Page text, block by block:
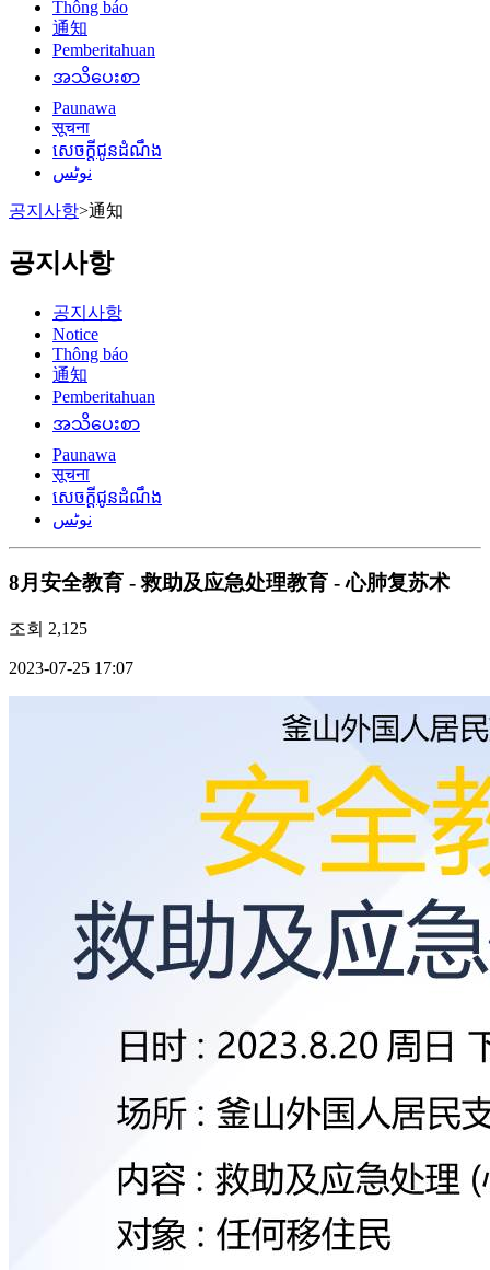
Thông báo
通知
Pemberitahuan
အသိပေးစာ
Paunawa
सूचना
សេចក្តីជូនដំណឹង
نوٹس
공지사항>通知
공지사항
공지사항
Notice
Thông báo
通知
Pemberitahuan
အသိပေးစာ
Paunawa
सूचना
សេចក្តីជូនដំណឹង
نوٹس
8月安全教育 - 救助及应急处理教育 - 心肺复苏术
조회 2,125
2023-07-25 17:07